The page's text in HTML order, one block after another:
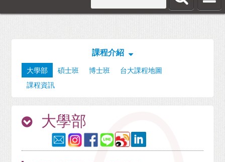
課程介紹
大學部 碩士班 博士班
台大課程地圖
課程資訊
大學部